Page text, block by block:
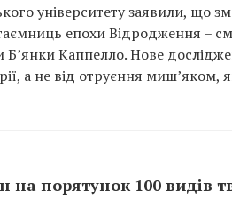
університету заявили, що
епохи Відродження –
Каппелло. Нове
а не від отруєння
на порятунок 100 видів